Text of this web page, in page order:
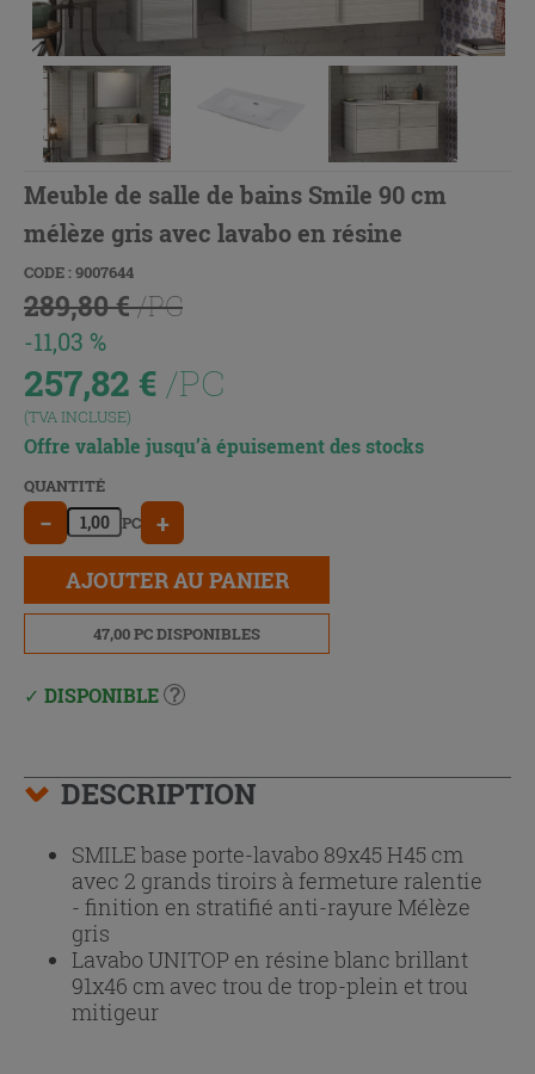
Meuble de salle de bains Smile 90 cm
mélèze gris avec lavabo en résine
CODE : 9007644
289,80 €/PC
-11,03 %
257,82 € /PC
(TVA INCLUSE)
Offre valable jusqu’à épuisement des stocks
QUANTITÉ
− PC +
AJOUTER AU PANIER
47,00 PC DISPONIBLES
DISPONIBLE
DESCRIPTION
SMILE base porte-lavabo 89x45 H45 cm
avec 2 grands tiroirs à fermeture ralentie
- finition en stratifié anti-rayure Mélèze
gris
Lavabo UNITOP en résine blanc brillant
91x46 cm avec trou de trop-plein et trou
mitigeur